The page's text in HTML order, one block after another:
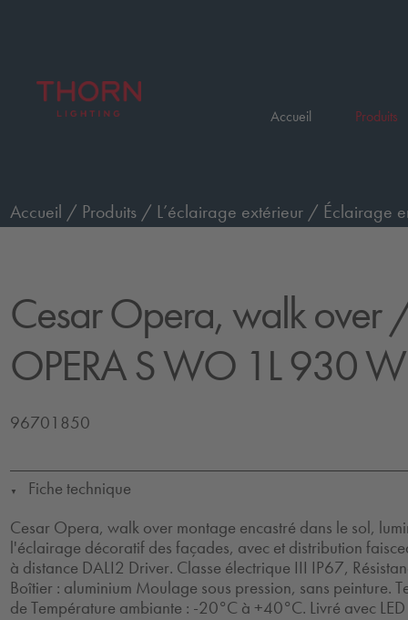
Accueil Produits
Accueil / Produits / L’éclairage extérieur / Éclairage
Cesar Opera, walk over/
OPERA S WO 1L 930
96701850
▼
Fiche technique
Cesar Opera, walk over montage encastré dans le sol,
l'éclairage décoratif des façades, avec et distribution
à distance DALI2 Driver. Classe électrique III IP67,
Boîtier : aluminium Moulage sous pression, sans peinture.
de Température ambiante : -20°C à +40°C. Livré avec